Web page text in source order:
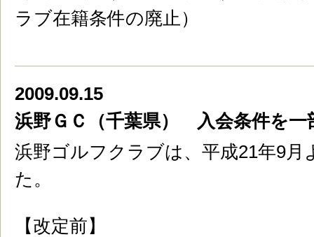
ラブ在籍条件の廃止）
2009.09.15
浜野ＧＣ（千葉県） 入会条件を一
浜野ゴルフクラブは、平成21年9月
た。
【改定前】